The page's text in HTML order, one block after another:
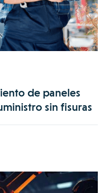
de paneles
sin fisuras